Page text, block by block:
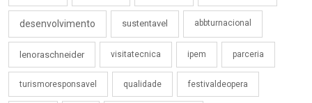
desenvolvimento sustentavel abbturnacional
lenoraschneider visitatecnica ipem parceria
turismoresponsavel qualidade festivaldeopera